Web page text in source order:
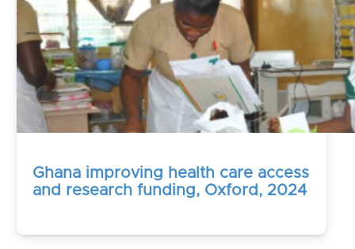
Ghana improving health care access
and research funding, Oxford, 2024